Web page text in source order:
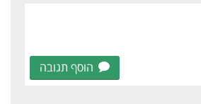
הוסף תגובה